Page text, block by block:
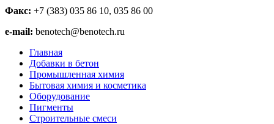
Факс: +7 (383) 035 86 10, 035 86 00
e-mail: benotech@benotech.ru
Главная
Добавки в бетон
Промышленная химия
Бытовая химия и косметика
Оборудование
Пигменты
Строительные смеси